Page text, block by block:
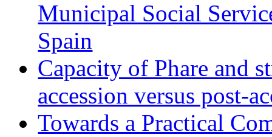
Municipal Social
Spain
Capacity of Phare and
accession versus post-
Towards a Practical